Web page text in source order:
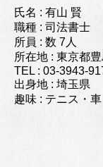
氏名 : 有山 賢
職種 : 司法書士
所員 : 数 7人
所在地 : 東京都
TEL : 03-3943-
出身地 : 埼玉県
趣味 : テニス・車